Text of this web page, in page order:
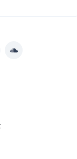
Soundcloud